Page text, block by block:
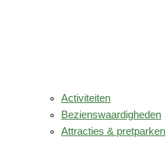
Activiteiten
Bezienswaardigheden
Attracties & pretparken